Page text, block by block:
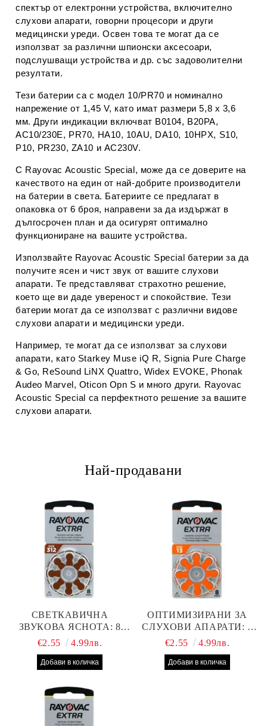
спектър от електронни устройства, включително
слухови апарати, говорни процесори и други
медицински уреди. Освен това те могат да се
използват за различни шпионски аксесоари,
подслушващи устройства и др. със задоволителни
резултати.
Тези батерии са с модел 10/PR70 и номинално
напрежение от 1,45 V, като имат размери 5,8 х 3,6
мм. Други индикации включват B0104, B20PA,
AC10/230E, PR70, HA10, 10AU, DA10, 10HPX, S10,
P10, PR230, ZA10 и AC230V.
С Rayovac Acoustic Special, може да се доверите на
качеството на един от най-добрите производители
на батерии в света. Батериите се предлагат в
опаковка от 6 броя, направени за да издържат в
дългосрочен план и да осигурят оптимално
функциониране на вашите устройства.
Използвайте Rayovac Acoustic Special батерии за да
получите ясен и чист звук от вашите слухови
апарати. Те представляват страхотно решение,
което ще ви даде увереност и спокойствие. Тези
батерии могат да се използват с различни видове
слухови апарати и медицински уреди.
Например, те могат да се използват за слухови
апарати, като Starkey Muse iQ R, Signia Pure Charge
& Go, ReSound LiNX Quattro, Widex EVOKE, Phonak
Audeo Marvel, Oticon Opn S и много други. Rayovac
Acoustic Special са перфектното решение за вашите
слухови апарати.
Най-продавани
СВЕТКАВИЧНА
ЗВУКОВА ЯСНОТА: 8
БРОЯ RAYOVAC EXTRA
СЛУХОВ АПАРАТ С
€2.55 4.99лв.
ОПТИМИЗИРАНИ ЗА
СЛУХОВИ АПАРАТИ: 8
БРОЯ RAYOVAC EXTRA
ПРОИЗВОДИТЕЛНОСТ
€2.55 4.99лв.